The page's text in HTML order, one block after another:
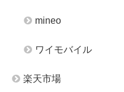
mineo
ワイモバイル
楽天市場